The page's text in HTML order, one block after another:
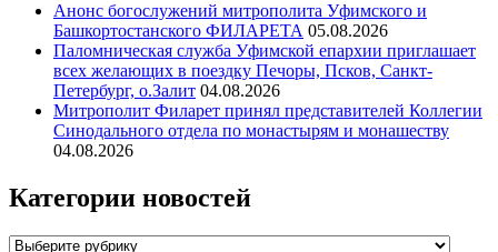
Анонс богослужений митрополита Уфимского и
Башкортостанского ФИЛАРЕТА 05.08.2026
Паломническая служба Уфимской епархии приглашает
всех желающих в поездку Печоры, Псков, Санкт-
Петербург, о.Залит 04.08.2026
Митрополит Филарет принял представителей Коллегии
Синодального отдела по монастырям и монашеству
04.08.2026
Категории новостей
Категории